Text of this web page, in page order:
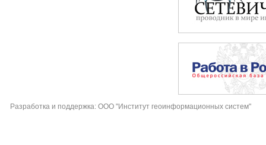
Разработка и поддержка: ООО "Институт геоинформационных систем"